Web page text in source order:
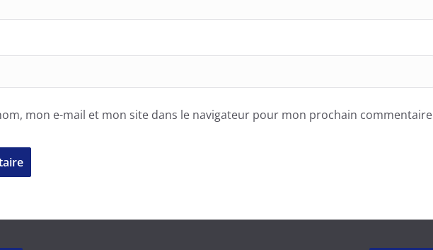
mon e-mail et mon site dans le navigateur pour mon prochain